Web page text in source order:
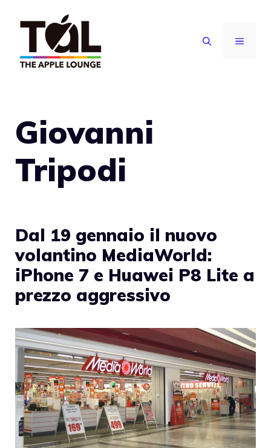
contenuto
MENU
Giovanni
Tripodi
Dal 19 gennaio il nuovo
volantino MediaWorld:
iPhone 7 e Huawei P8 Lite a
prezzo aggressivo